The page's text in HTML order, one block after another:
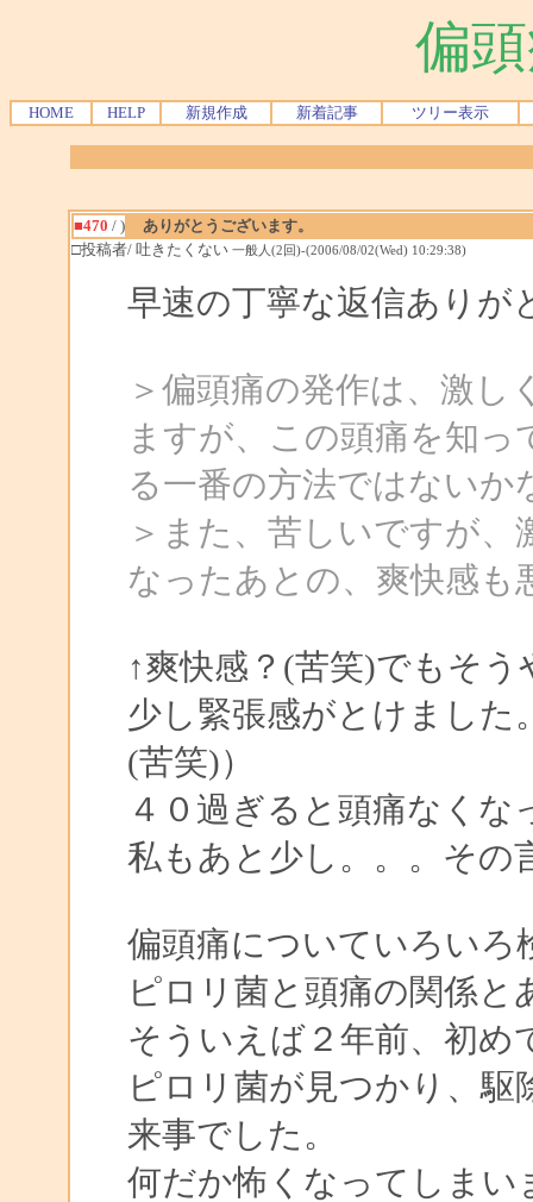
偏
HOME HELP 新規作成 新着記事 ツリー表示
■470 / )
ありがとうございます。
□投稿者/ 吐きたくない 一般人(2回)-(2006/08/02(Wed) 10:29:38)
早速の丁寧な返信ありが
＞偏頭痛の発作は、激
ますが、この頭痛を知
る一番の方法ではないか
＞また、苦しいですが
なったあとの、爽快感も
↑爽快感？(苦笑)でもそ
少し緊張感がとけました
(苦笑)）
４０過ぎると頭痛なく
私もあと少し。。。その
偏頭痛についていろいろ
ピロリ菌と頭痛の関係
そういえば２年前、初め
ピロリ菌が見つかり、駆
来事でした。
何だか怖くなってしまい